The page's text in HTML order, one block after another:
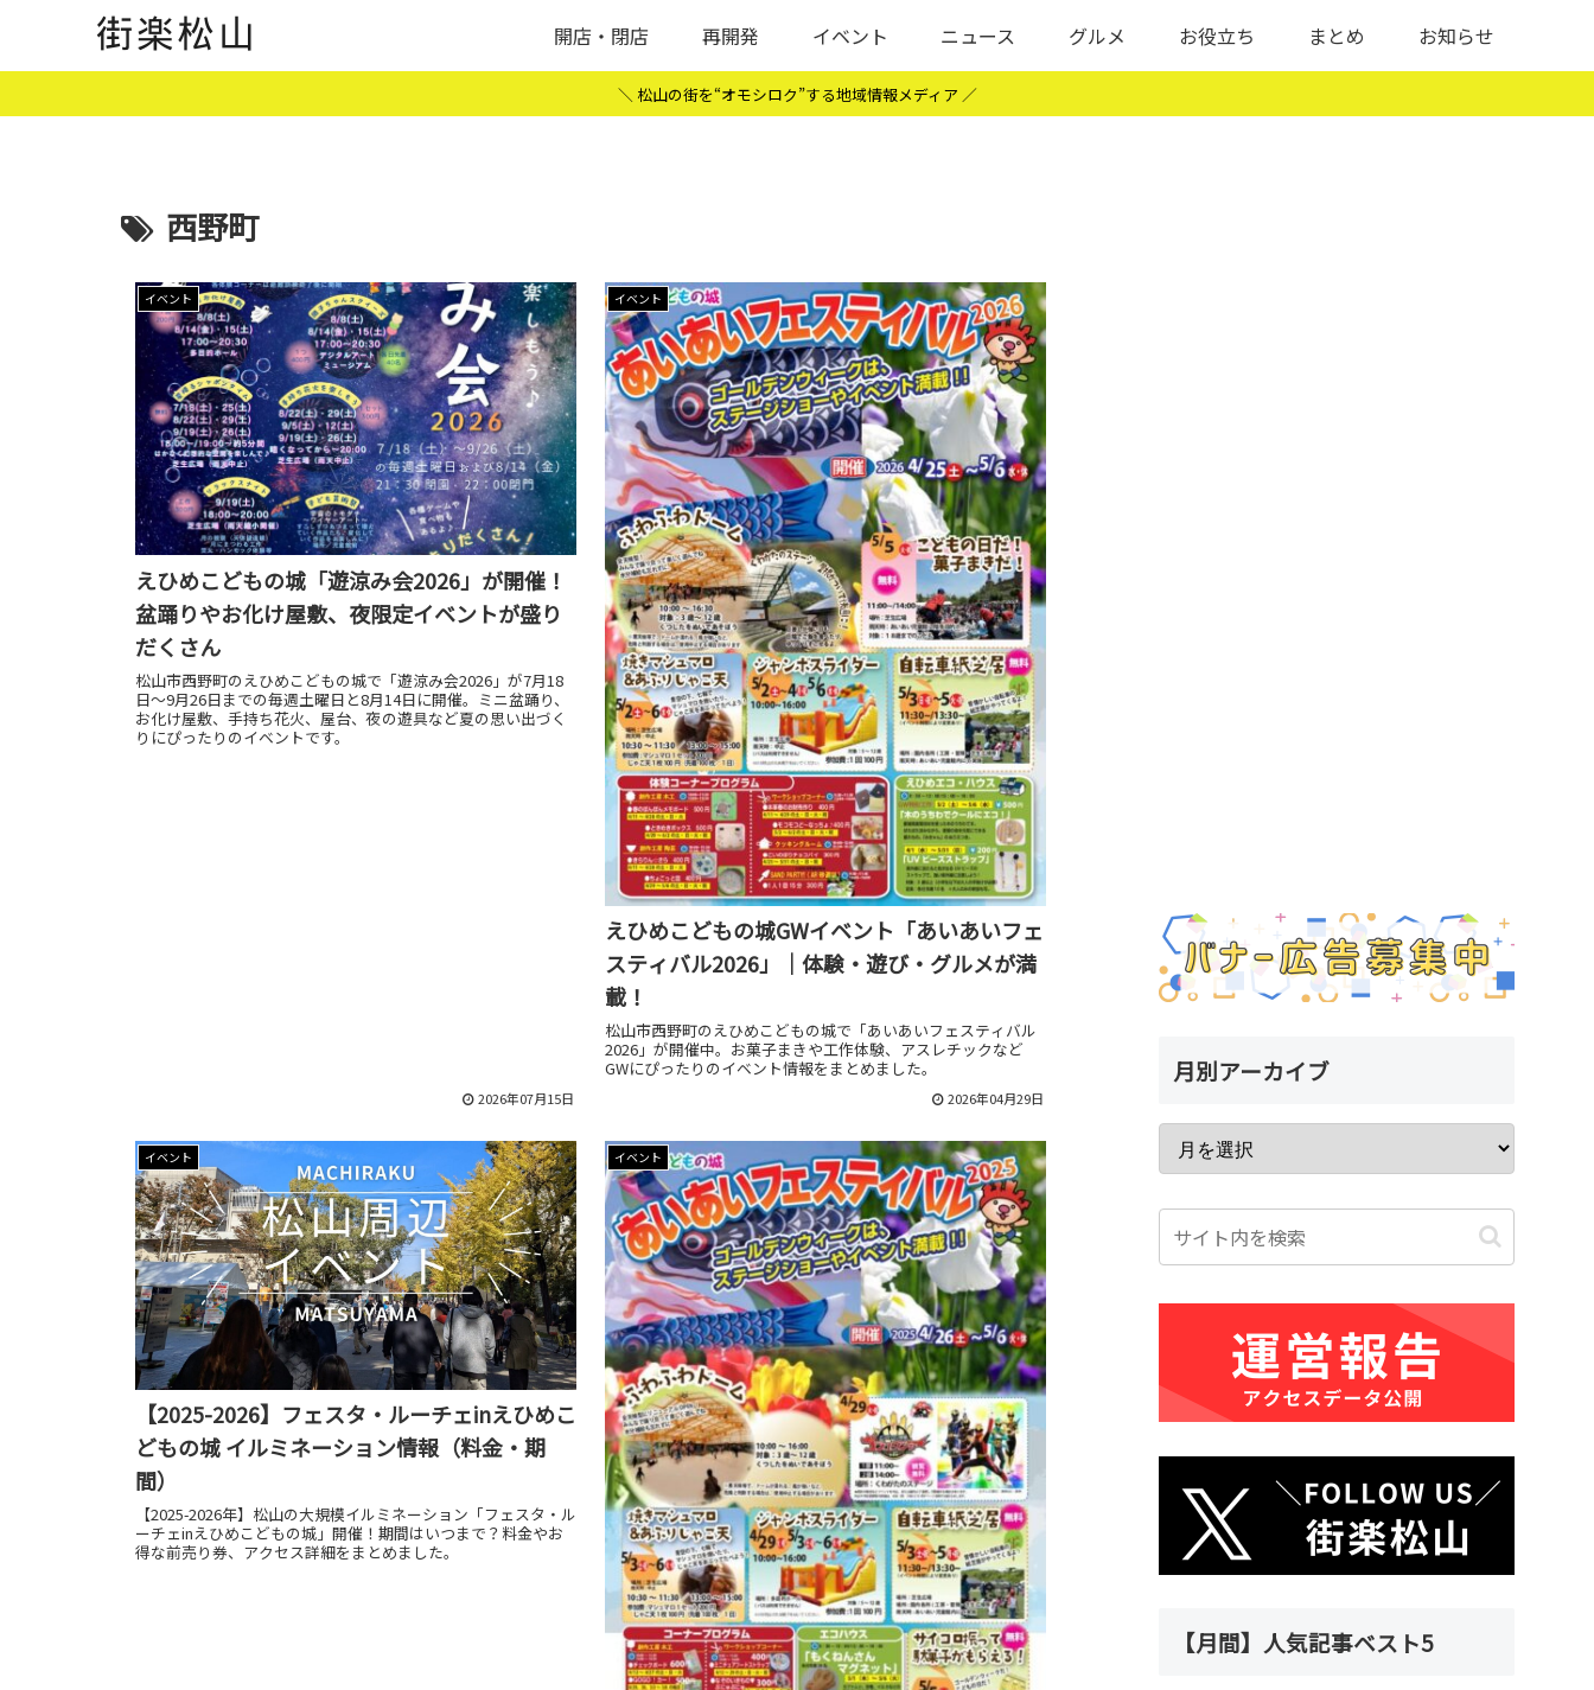
開店・閉店 再開発 イベント ニュース グルメ お役立ち まとめ お知らせ
＼ 松山の街を“オモシロク”する地域情報メディア ／
西野町
イベント
えひめこどもの城「遊涼み会2026」が開催！
盆踊りやお化け屋敷、夜限定イベントが盛り
だくさん
松山市西野町のえひめこどもの城で「遊涼み会2026」が7月18
日～9月26日までの毎週土曜日と8月14日に開催。ミニ盆踊り、
お化け屋敷、手持ち花火、屋台、夜の遊具など夏の思い出づく
りにぴったりのイベントです。
2026年07月15日
イベント
えひめこどもの城GWイベント「あいあいフェ
スティバル2026」｜体験・遊び・グルメが満
載！
松山市西野町のえひめこどもの城で「あいあいフェスティバル
2026」が開催中。お菓子まきや工作体験、アスレチックなど
GWにぴったりのイベント情報をまとめました。
2026年04月29日
イベント
【2025-2026】フェスタ・ルーチェinえひめこ
どもの城 イルミネーション情報（料金・期
間）
【2025-2026年】松山の大規模イルミネーション「フェスタ・ル
ーチェinえひめこどもの城」開催！期間はいつまで？料金やお
得な前売り券、アクセス詳細をまとめました。
イベント
月別アーカイブ
【月間】人気記事ベスト5